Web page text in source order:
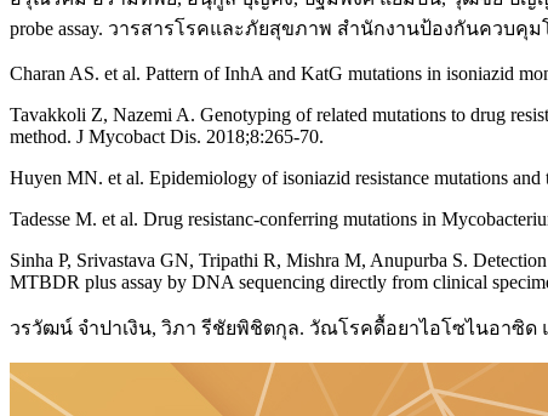
probe assay. วารสารโรคและภัยสุขภาพ สำนักงานป้องกันควบคุม
Charan AS. et al. Pattern of InhA and KatG mutations in isoniazid
Tavakkoli Z, Nazemi A. Genotyping of related mutations to drug
method. J Mycobact Dis. 2018;8:265-70.
Huyen MN. et al. Epidemiology of isoniazid resistance mutations
Tadesse M. et al. Drug resistanc-conferring mutations in
Sinha P, Srivastava GN, Tripathi R, Mishra M, Anupurba S.
MTBDR plus assay by DNA sequencing directly from clinical
วรวัฒน์ จำปาเงิน, วิภา รีชัยพิชิตกุล. วัณโรคดื้อยาไอโซไนอาซิด